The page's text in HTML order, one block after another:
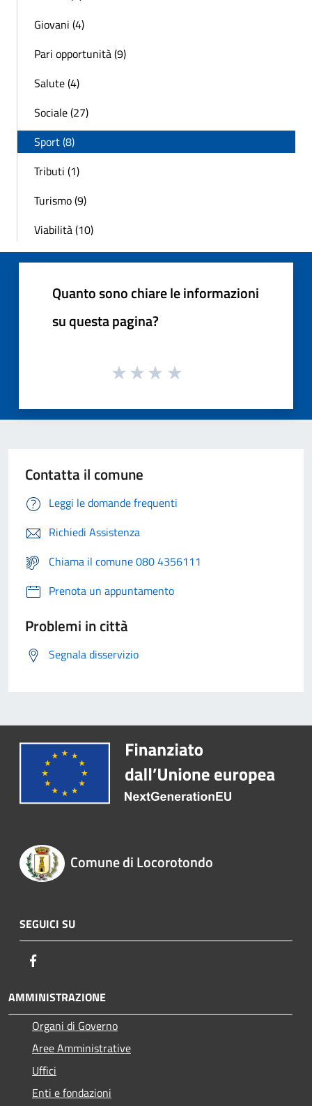
Giovani (4)
Pari opportunità (9)
Salute (4)
Sociale (27)
Sport (8)
Tributi (1)
Turismo (9)
Viabilità (10)
Quanto sono chiare le informazioni
su questa pagina?
Contatta il comune
Leggi le domande frequenti
Richiedi Assistenza
Chiama il comune 080 4356111
Prenota un appuntamento
Problemi in città
Segnala disservizio
Comune di Locorotondo
SEGUICI SU
AMMINISTRAZIONE
Organi di Governo
Aree Amministrative
Uffici
Enti e fondazioni